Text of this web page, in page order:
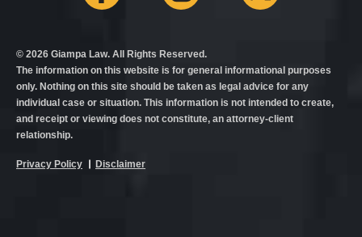
© 2026 Giampa Law. All Rights Reserved.
The information on this website is for general informational purposes
only. Nothing on this site should be taken as legal advice for any
individual case or situation. This information is not intended to create,
and receipt or viewing does not constitute, an attorney-client
relationship.
Privacy Policy Disclaimer